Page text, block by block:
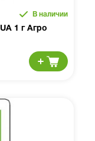
В наличии
1 г Агро